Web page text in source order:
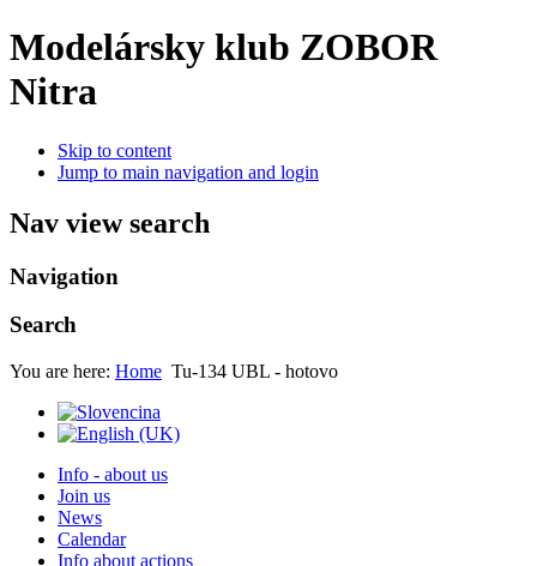
Modelársky klub ZOBOR
Nitra
Skip to content
Jump to main navigation and login
Nav view search
Navigation
Search
You are here: Home Tu-134 UBL - hotovo
Info - about us
Join us
News
Calendar
Info about actions